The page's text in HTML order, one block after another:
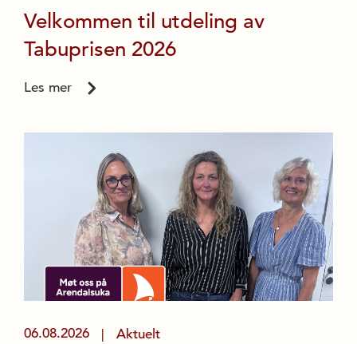
Velkommen til utdeling av
Tabuprisen 2026
Les mer
06.08.2026 Aktuelt